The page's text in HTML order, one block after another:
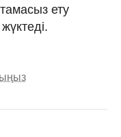
ету